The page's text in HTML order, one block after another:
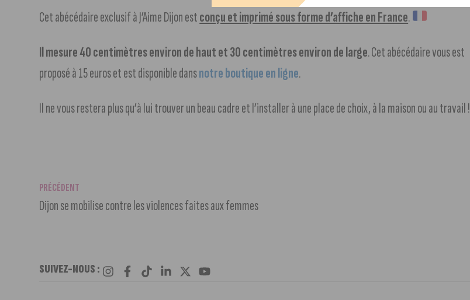
Cet abécédaire exclusif à J’Aime Dijon estconçu et imprimé sous forme d’affiche en France.
Il mesure 40 centimètres environ de haut et 30 centimètres environ de large. Cet abécédaire vous est
proposé à 15 euros et est disponible dansnotre boutique en ligne.
Il ne vous restera plus qu’à lui trouver un beau cadre et l’installer à une place de choix, à la maison ou au travail !
PRÉCÉDENT
Dijon se mobilise contre les violences faites aux femmes
SUIVEZ-NOUS :